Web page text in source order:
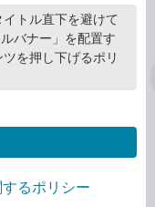
トル直下を避けて
バナー」を配置す
を押し下げるポリ
るポリシー